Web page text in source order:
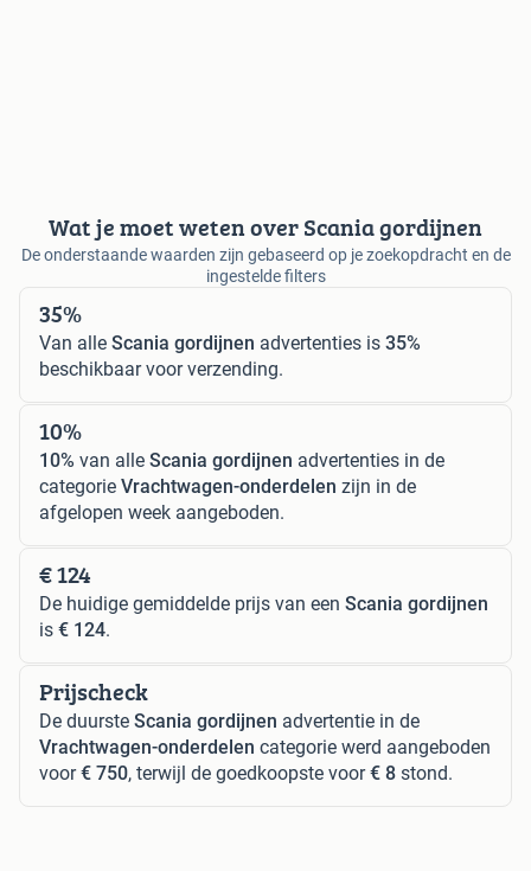
Wat je moet weten over Scania gordijnen
De onderstaande waarden zijn gebaseerd op je zoekopdracht en de
ingestelde filters
35%
Van alle Scania gordijnen advertenties is 35%
beschikbaar voor verzending.
10%
10% van alle Scania gordijnen advertenties in de
categorie Vrachtwagen-onderdelen zijn in de
afgelopen week aangeboden.
€ 124
De huidige gemiddelde prijs van een Scania gordijnen
is € 124.
Prijscheck
De duurste Scania gordijnen advertentie in de
Vrachtwagen-onderdelen categorie werd aangeboden
voor€ 750, terwijl de goedkoopste voor€ 8 stond.